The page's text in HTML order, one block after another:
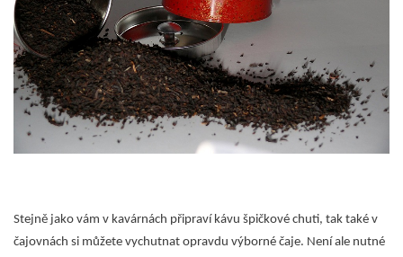
Stejně jako vám v kavárnách připraví kávu špičkové chuti, tak také v
čajovnách si můžete vychutnat opravdu výborné čaje. Není ale nutné